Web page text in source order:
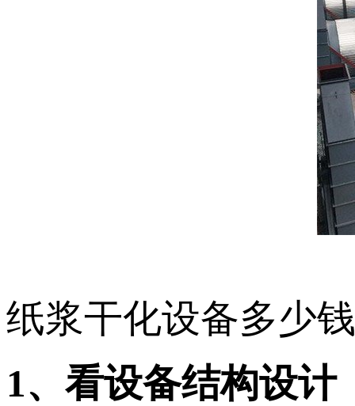
纸浆干化设备多少
1、看设备结构设计